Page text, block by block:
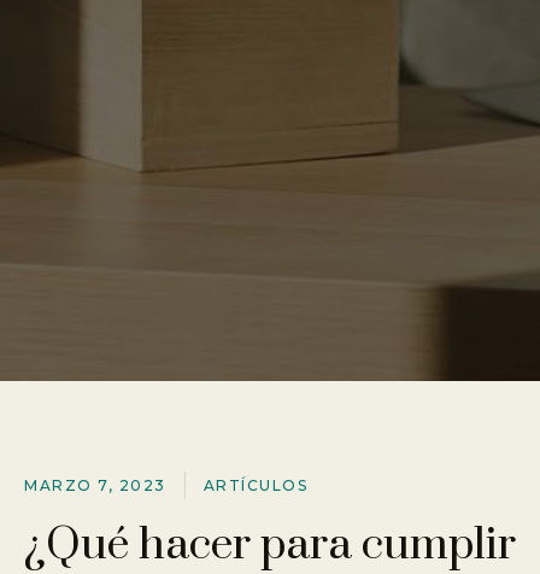
MARZO 7, 2023 ARTÍ­CULOS
¿Qué hacer para cumplir